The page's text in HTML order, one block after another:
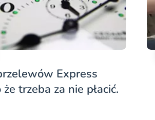
Express
trzeba za nie płacić.